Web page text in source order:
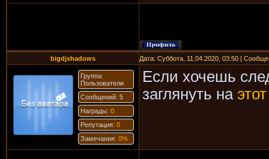
bigdjshadows Дата: Суббота, 11.04.2020, 03:50 |
Группа:
Пользователи
Сообщений: 5
Награды: 0
Репутация: 0
Замечания: 0%
Если хочешь
заглянуть на